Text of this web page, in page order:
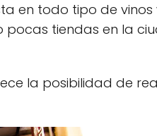
en todo tipo de vinos
tiendas en la
la posibilidad de